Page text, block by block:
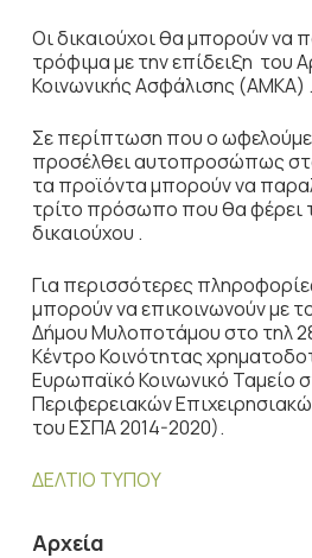
Οι δικαιούχοι θα μπορούν να
τρόφιμα με την επίδειξη του
Κοινωνικής Ασφάλισης (ΑΜΚΑ) .
Σε περίπτωση που ο
προσέλθει αυτοπροσώπως
τα προϊόντα μπορούν να
τρίτο πρόσωπο που θα φέρει
δικαιούχου .
Για περισσότερες
μπορούν να επικοινωνούν με
Δήμου Μυλοποτάμου στο τηλ
Κέντρο Κοινότητας
Ευρωπαϊκό Κοινωνικό Ταμείο
Περιφερειακών
του ΕΣΠΑ 2014-2020).
ΔΕΛΤΙΟ ΤΥΠΟΥ
Αρχεία